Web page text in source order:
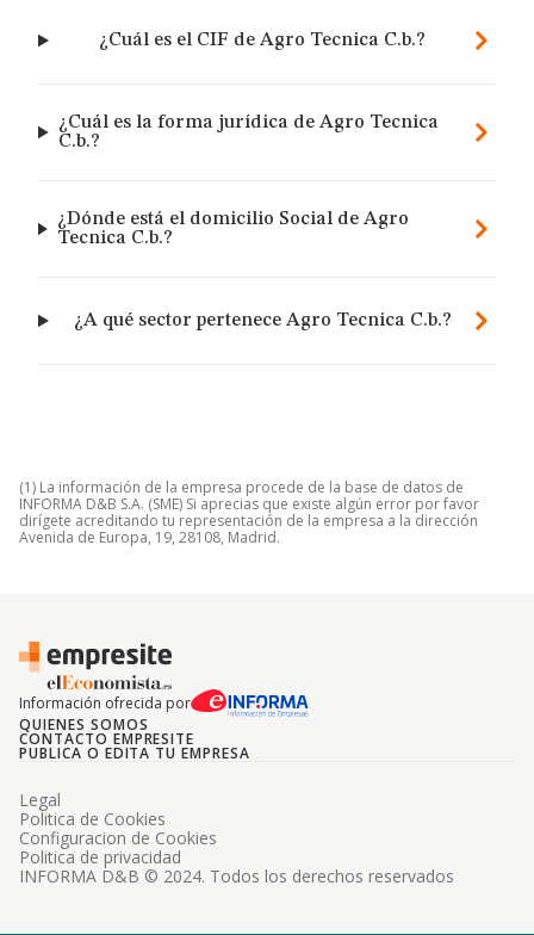
¿Cuál es el CIF de Agro Tecnica C.b.?
¿Cuál es la forma jurídica de Agro Tecnica
C.b.?
¿Dónde está el domicilio Social de Agro
Tecnica C.b.?
¿A qué sector pertenece Agro Tecnica C.b.?
(1) La información de la empresa procede de la base de datos de
INFORMA D&B S.A. (SME) Si aprecias que existe algún error por favor
dirígete acreditando tu representación de la empresa a la dirección
Avenida de Europa, 19, 28108, Madrid.
Información ofrecida por
QUIENES SOMOS
CONTACTO EMPRESITE
PUBLICA O EDITA TU EMPRESA
INFORMA D&B © 2024. Todos los derechos reservados
Legal
Politica de Cookies
Configuracion de Cookies
Politica de privacidad